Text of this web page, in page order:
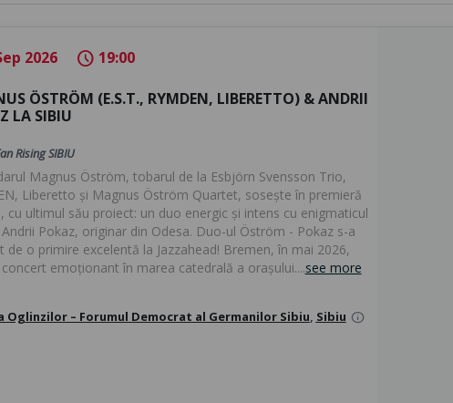
2026 schedule 19:00
ÖSTRÖM (E.S.T., RYMDEN, LIBERETTO) & ANDRII
LA SIBIU
Rising SIBIU
Magnus Öström, tobarul de la Esbjörn Svensson Trio,
Liberetto și Magnus Öström Quartet, sosește în premieră
cu ultimul său proiect: un duo energic și intens cu enigmaticul
Pokaz, originar din Odesa. Duo-ul Öström - Pokaz s-a
de o primire excelentă la Jazzahead! Bremen, în mai 2026,
emoționant în marea catedrală a orașului....see more
Oglinzilor – Forumul Democrat al Germanilor Sibiu, Sibiu info